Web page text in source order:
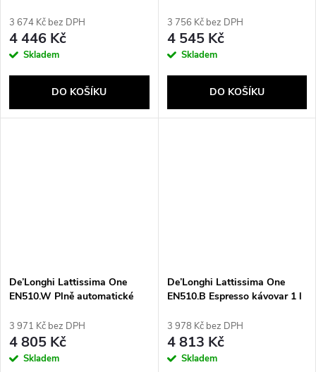
3 674 Kč bez DPH
4 446 Kč
Skladem
DO KOŠÍKU
3 756 Kč bez DPH
4 545 Kč
Skladem
DO KOŠÍKU
De’Longhi Lattissima One
EN510.W Plně automatické
3 971 Kč bez DPH
4 805 Kč
Skladem
De’Longhi Lattissima One
EN510.B Espresso kávovar 1 l
3 978 Kč bez DPH
4 813 Kč
Skladem